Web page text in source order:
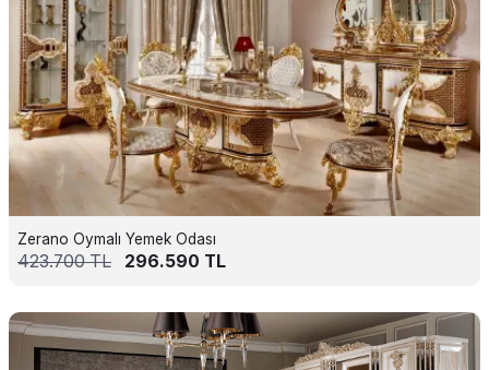
Zerano Oymalı Yemek Odası
423.700TL 296.590 TL